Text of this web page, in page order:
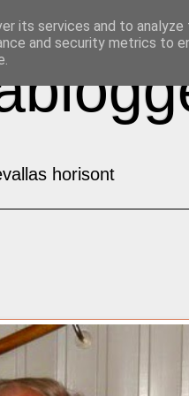
horisont
its services and to analyze
and security metrics to